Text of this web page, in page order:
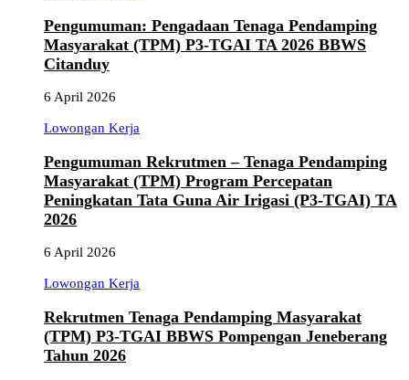
Pengumuman: Pengadaan Tenaga Pendamping
Masyarakat (TPM) P3-TGAI TA 2026 BBWS
Citanduy
6 April 2026
Lowongan Kerja
Pengumuman Rekrutmen – Tenaga Pendamping
Masyarakat (TPM) Program Percepatan
Peningkatan Tata Guna Air Irigasi (P3-TGAI) TA
2026
6 April 2026
Lowongan Kerja
Rekrutmen Tenaga Pendamping Masyarakat
(TPM) P3-TGAI BBWS Pompengan Jeneberang
Tahun 2026